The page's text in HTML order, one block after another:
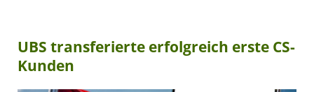
UBS transferierte erfolgreich erste CS-
Kunden